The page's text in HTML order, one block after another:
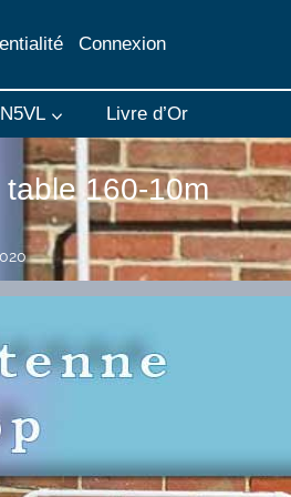
Connexion
Livre d’Or
160-10m